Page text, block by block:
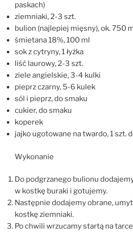
paskach)
ziemniaki, 2-3 szt.
bulion (najlepiej mięsny), ok. 750
śmietana 18%, 100 ml
sok z cytryny, 1 łyżka
liść laurowy, 2-3 szt.
ziele angielskie, 3-4 kulki
pieprz czarny, 5-6 kulek
sól i pieprz, do smaku
cukier, do smaku
koperek
jajko ugotowane na twardo, 1 szt.
Wykonanie
Do podgrzanego bulionu
w kostkę buraki i gotujemy.
Następnie dodajemy obrane,
kostkę ziemniaki.
Po chwili wrzucamy startą na